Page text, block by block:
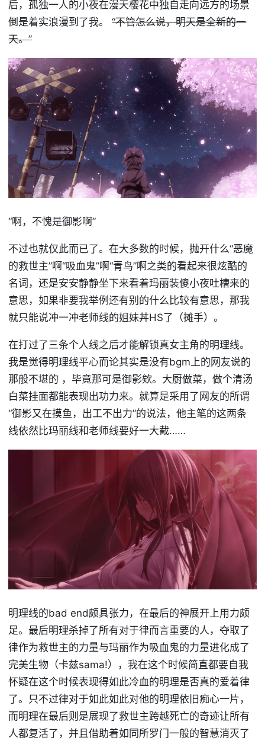
后，孤独一人的小夜在漫天樱花中独自走向远方的场景
倒是着实浪漫到了我。“不管怎么说，明天是全新的一
天。”
“啊，不愧是御影啊”
不过也就仅此而已了。在大多数的时候，抛开什么“恶魔
的救世主”啊“吸血鬼”啊“青鸟”啊之类的看起来很炫酷的
名词，还是安安静静坐下来看着玛丽装傻小夜吐槽来的
意思，如果非要我举例还有别的什么比较有意思，那我
就只能说冲一冲老师线的姐妹丼HS了（摊手）。
在打过了三条个人线之后才能解锁真女主角的明理线。
我是觉得明理线平心而论其实是没有bgm上的网友说的
那般不堪的 ，毕竟那可是御影欸。大厨做菜，做个清汤
白菜挂面都能表现出功力来。就算是采用了网友的所谓
“御影又在摸鱼，出工不出力”的说法，他主笔的这两条
线依然比玛丽线和老师线要好一大截……
明理线的bad end颇具张力，在最后的神展开上用力颇
足。最后明理杀掉了所有对于律而言重要的人，夺取了
律作为救世主的力量与玛丽作为吸血鬼的力量进化成了
完美生物（卡兹sama!），我在这个时候简直都要自我
怀疑在这个时候表现得如此冷血的明理是否真的爱着律
了。只不过律对于如此如此对他的明理依旧痴心一片，
而明理在最后则是展现了救世主跨越死亡的奇迹让所有
人都复活了，并且借助着如同所罗门一般的智慧消灭了